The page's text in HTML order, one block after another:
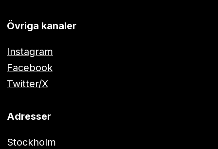
Övriga kanaler
Instagram
Facebook
Twitter/X
Adresser
Stockholm